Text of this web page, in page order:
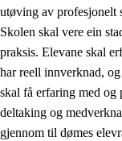
utøving av profesjonelt
Skolen skal vere ein
praksis. Elevane skal
har reell innverknad,
skal få erfaring med
deltaking og
gjennom til dømes